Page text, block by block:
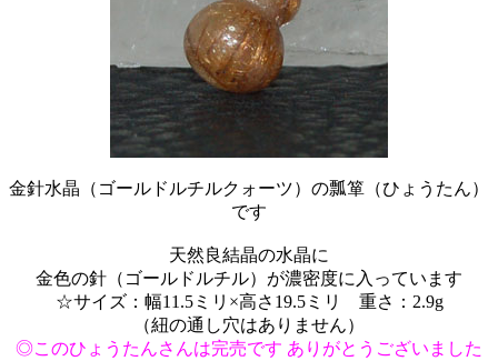
金針水晶（ゴールドルチルクォーツ）の瓢箪（ひょうたん）
です
天然良結晶の水晶に
金色の針（ゴールドルチル）が濃密度に入っています
☆サイズ：幅11.5ミリ×高さ19.5ミリ 重さ：2.9g
（紐の通し穴はありません）
◎このひょうたんさんは完売です ありがとうございました